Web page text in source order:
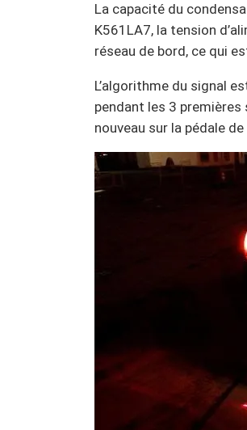
La capacité du
K561LA7, la tension
réseau de bord, ce qui
L’algorithme du signal
pendant les 3
nouveau sur la pédale